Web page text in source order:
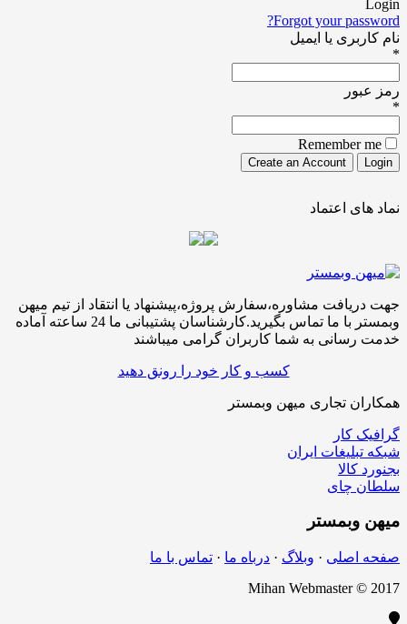
Login
Forgot your password?
نام کاربری یا ایمیل
*
رمز عبور
*
Remember me
نماد های اعتماد
جهت دریافت مشاوره،سفارش پروژه،پیشنهاد یا انتقاد از تیم میهن
وبمستر با ما تماس بگیرید.کارشناسان پشتیبانی ما 24 ساعته آماده
خدمت رسانی به شما کاربران گرامی میباشند
کسب و کار خود را رونق دهید
همکاران تجاری میهن وبمستر
گرافیک کار
شبکه تبلیغات ایران
بجنورد کالا
سلطان چای
میهن وبمستر
صفحه اصلی · وبلاگ · درباه ما · تماس با ما
Mihan Webmaster © 2017